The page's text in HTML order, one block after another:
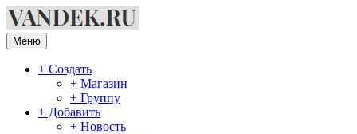
Перейти
к
содержимому
Меню
+ Создать
+ Магазин
+ Группу
+ Добавить
+ Новость